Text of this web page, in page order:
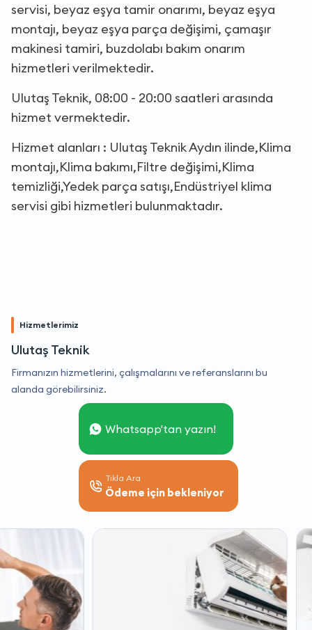
servisi, beyaz eşya tamir onarımı, beyaz eşya
montajı, beyaz eşya parça değişimi, çamaşır
makinesi tamiri, buzdolabı bakım onarım
hizmetleri verilmektedir.
Ulutaş Teknik, 08:00 - 20:00 saatleri arasında
hizmet vermektedir.
Hizmet alanları : Ulutaş Teknik Aydın ilinde,Klima
montajı,Klima bakımı,Filtre değişimi,Klima
temizliği,Yedek parça satışı,Endüstriyel klima
servisi gibi hizmetleri bulunmaktadır.
Hizmetlerimiz
Ulutaş Teknik
Firmanızın hizmetlerini, çalışmalarını ve referanslarını bu
alanda görebilirsiniz.
Whatsapp'tan yazın!
Tıkla Ara
Ödeme için bekleniyor